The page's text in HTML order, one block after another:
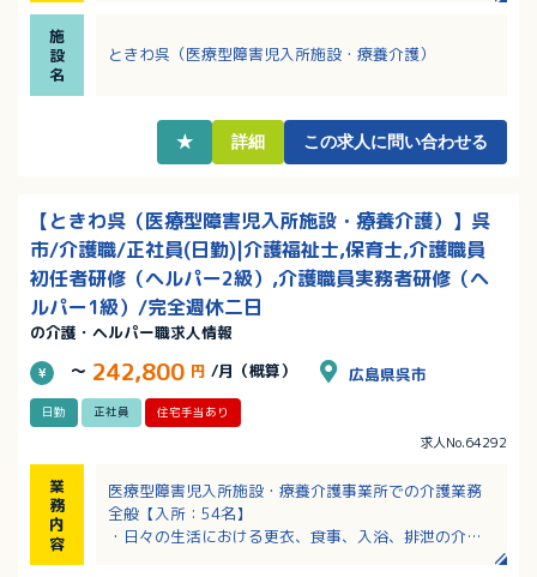
・児童の利用者さんがおられるため、介護資格だけで
はなく保育士の資格をお持ちの方も歓迎！
施
設
名
ときわ呉（医療型障害児入所施設・療養介護）
★ 詳細 この求人に問い合わせる
【ときわ呉（医療型障害児入所施設・療養介護）】呉
市/介護職/正社員(日勤)|介護福祉士,保育士,介護職員
初任者研修（ヘルパー2級）,介護職員実務者研修（ヘ
ルパー1級）/完全週休二日
の介護・ヘルパー職求人情報
～ 242,800 円 /月（概算） 広島県呉市
日勤 正社員 住宅手当あり
求人No.64292
業
務
内
容
医療型障害児入所施設・療養介護事業所での介護業務
全般【入所：54名】
・日々の生活における更衣、食事、入浴、排泄の介助